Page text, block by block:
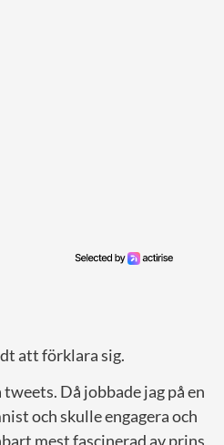
att förklara sig.
Då jobbade jag på en
och skulle engagera och
mest fascinerad av prins